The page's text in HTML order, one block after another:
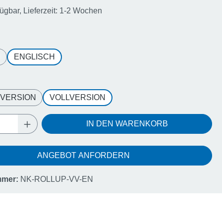
Lieferzeit: 1-2 Wochen
ENGLISCH
VOLLVERSION
Gib den gewünschten Wert ein
IN DEN WARENKORB
ANGEBOT ANFORDERN
NK-ROLLUP-VV-EN